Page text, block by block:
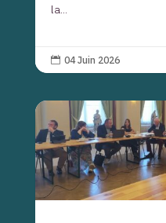
la...
 04 Juin 2026